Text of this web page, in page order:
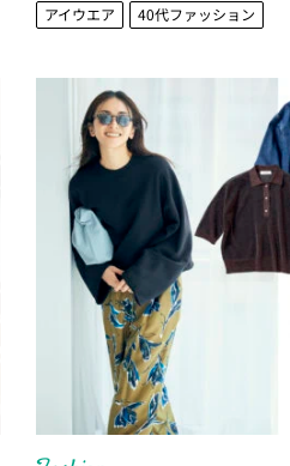
アイウエア 40代ファッション